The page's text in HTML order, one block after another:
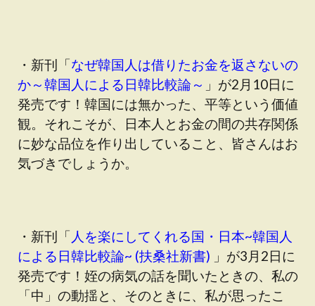
・新刊「なぜ韓国人は借りたお金を返さないの
か～韓国人による日韓比較論～ 」が2月10日に
発売です！韓国には無かった、平等という価値
観。それこそが、日本人とお金の間の共存関係
に妙な品位を作り出していること、皆さんはお
気づきでしょうか。
・新刊「 人を楽にしてくれる国・日本~韓国人
による日韓比較論~ (扶桑社新書) 」が3月2日に
発売です！姪の病気の話を聞いたときの、私の
「中」の動揺と、そのときに、私が思ったこ